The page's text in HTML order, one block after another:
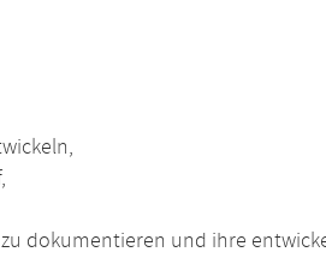
dokumentieren und ihre